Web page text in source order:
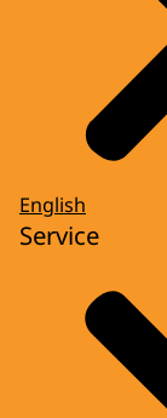
English
Service